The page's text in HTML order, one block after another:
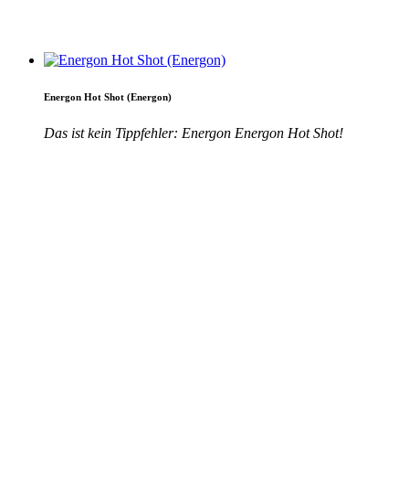
Energon Hot Shot (Energon)
Das ist kein Tippfehler: Energon Energon Hot Shot!